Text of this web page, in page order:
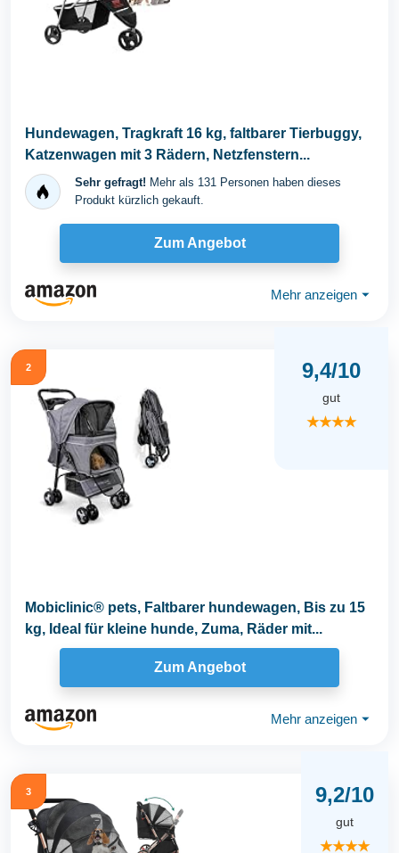
Hundewagen, Tragkraft 16 kg, faltbarer Tierbuggy,
Katzenwagen mit 3 Rädern, Netzfenstern...
Sehr gefragt! Mehr als 131 Personen haben dieses
Produkt kürzlich gekauft.
Zum Angebot
Mehr anzeigen ⏷
2 9,4/10
gut
★★★★
Mobiclinic® pets, Faltbarer hundewagen, Bis zu 15
kg, Ideal für kleine hunde, Zuma, Räder mit...
Zum Angebot
Mehr anzeigen ⏷
3 9,2/10
gut
★★★★